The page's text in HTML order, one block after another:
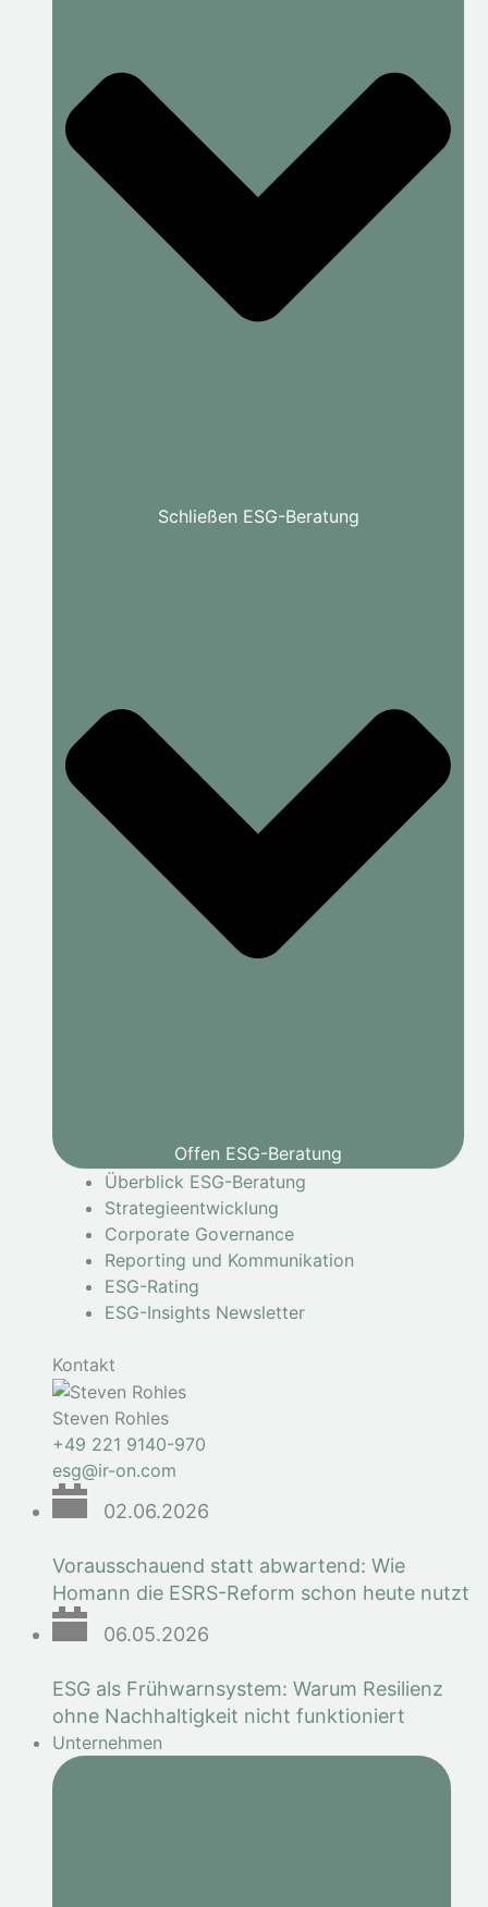
Schließen ESG-Beratung
Offen ESG-Beratung
Überblick ESG-Beratung
Strategieentwicklung
Corporate Governance
Reporting und Kommunikation
ESG-Rating
ESG-Insights Newsletter
Kontakt
Steven Rohles
+49 221 9140-970
esg@ir-on.com
02.06.2026
Vorausschauend statt abwartend: Wie
Homann die ESRS-Reform schon heute nutzt
06.05.2026
ESG als Frühwarnsystem: Warum Resilienz
ohne Nachhaltigkeit nicht funktioniert
Unternehmen